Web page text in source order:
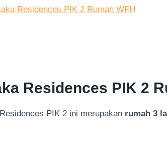
Residences PIK 2 Rumah WFH
Residences PIK 2
PIK 2 ini merupakan rumah 3